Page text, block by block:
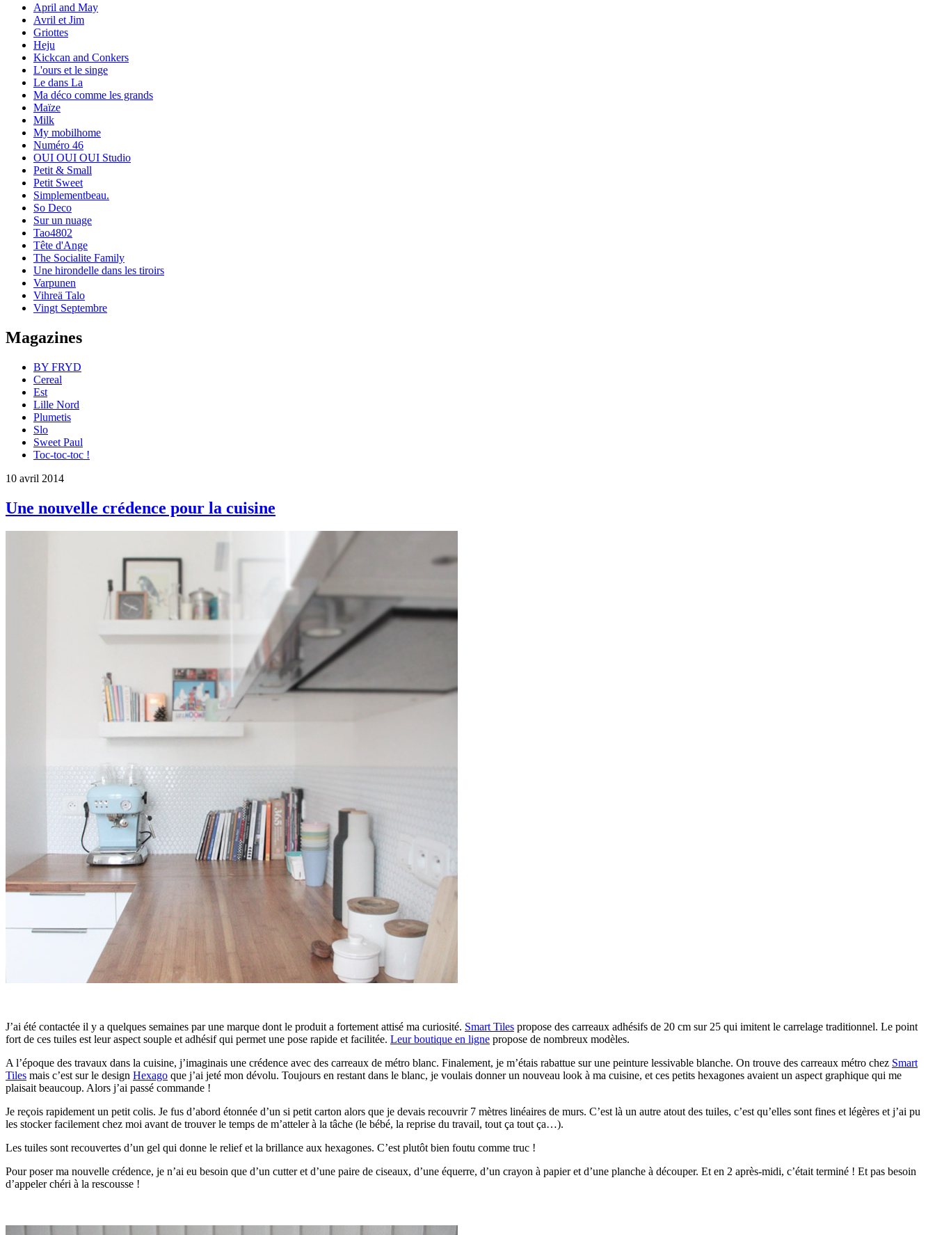
April and May
Avril et Jim
Griottes
Heju
Kickcan and Conkers
L'ours et le singe
Le dans La
Ma déco comme les grands
Maïze
Milk
My mobilhome
Numéro 46
OUI OUI OUI Studio
Petit & Small
Petit Sweet
Simplementbeau.
So Deco
Sur un nuage
Tao4802
Tête d'Ange
The Socialite Family
Une hirondelle dans les tiroirs
Varpunen
Vihreä Talo
Vingt Septembre
Magazines
BY FRYD
Cereal
Est
Lille Nord
Plumetis
Slo
Sweet Paul
Toc-toc-toc !
10 avril 2014
Une nouvelle crédence pour la cuisine
J’ai été contactée il y a quelques semaines par une marque dont le produit a fortement attisé ma curiosité. Smart Tiles propose des carreaux adhésifs de 20 cm sur 25 qui imitent le carrelage traditionnel. Le point
fort de ces tuiles est leur aspect souple et adhésif qui permet une pose rapide et facilitée. Leur boutique en ligne propose de nombreux modèles.
A l’époque des travaux dans la cuisine, j’imaginais une crédence avec des carreaux de métro blanc. Finalement, je m’étais rabattue sur une peinture lessivable blanche. On trouve des carreaux métro chez Smart
Tiles mais c’est sur le design Hexago que j’ai jeté mon dévolu. Toujours en restant dans le blanc, je voulais donner un nouveau look à ma cuisine, et ces petits hexagones avaient un aspect graphique qui me
plaisait beaucoup. Alors j’ai passé commande !
Je reçois rapidement un petit colis. Je fus d’abord étonnée d’un si petit carton alors que je devais recouvrir 7 mètres linéaires de murs. C’est là un autre atout des tuiles, c’est qu’elles sont fines et légères et j’ai pu
les stocker facilement chez moi avant de trouver le temps de m’atteler à la tâche (le bébé, la reprise du travail, tout ça tout ça…).
Les tuiles sont recouvertes d’un gel qui donne le relief et la brillance aux hexagones. C’est plutôt bien foutu comme truc !
Pour poser ma nouvelle crédence, je n’ai eu besoin que d’un cutter et d’une paire de ciseaux, d’une équerre, d’un crayon à papier et d’une planche à découper. Et en 2 après-midi, c’était terminé ! Et pas besoin
d’appeler chéri à la rescousse !